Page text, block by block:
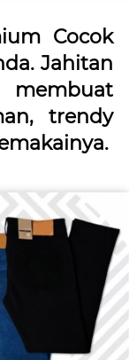
Cocok
Jahitan
trendy